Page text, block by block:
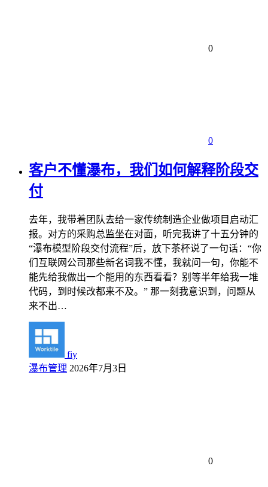
0
0
客户不懂瀑布，我们如何解释阶段交
付
去年，我带着团队去给一家传统制造企业做项目启动汇
报。对方的采购总监坐在对面，听完我讲了十五分钟的
“瀑布模型阶段交付流程”后，放下茶杯说了一句话：“你
们互联网公司那些新名词我不懂，我就问一句，你能不
能先给我做出一个能用的东西看看？别等半年给我一堆
代码，到时候改都来不及。” 那一刻我意识到，问题从
来不出…
fiy
瀑布管理 2026年7月3日
0